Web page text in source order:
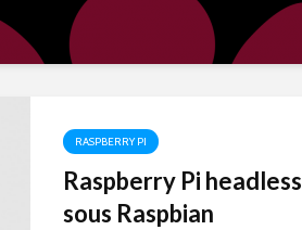
RASPBERRY PI
Raspberry Pi headless
sous Raspbian